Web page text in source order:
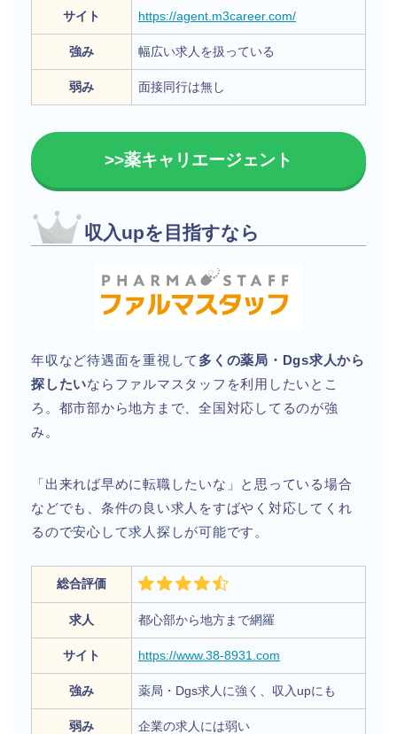
サイト https://agent.m3career.com/
強み 幅広い求人を扱っている
弱み 面接同行は無し
>>薬キャリエージェント
収入upを目指すなら
年収など待遇面を重視して 多くの薬局・Dgs求人から
探したいならファルマスタッフを利用したいとこ
ろ。都市部から地方まで、全国対応してるのが強
み。
「出来れば早めに転職したいな」と思っている場合
などでも、条件の良い求人をすばやく対応してくれ
るので安心して求人探しが可能です。
総合評価
求人 都心部から地方まで網羅
サイト https://www.38-8931.com
強み 薬局・Dgs求人に強く、収入upにも
弱み 企業の求人には弱い